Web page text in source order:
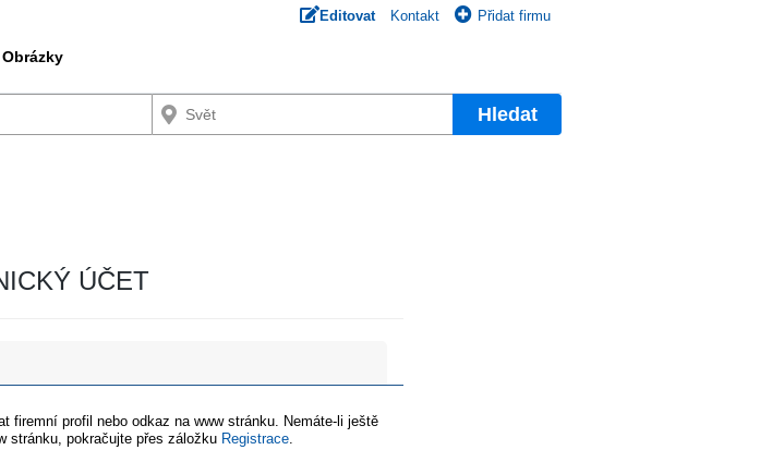
Editovat Kontakt Přidat firmu
Obrázky
Hledat
ÚČET
firemní profil nebo odkaz na www stránku. Nemáte-li ještě
stránku, pokračujte přes záložku Registrace